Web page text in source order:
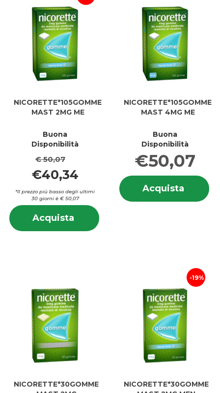
NICORETTE*105GOMME
MAST 2MG ME
Buona
Disponibilità
€ 50,07
€40,34
*Il prezzo più basso degli ultimi
30 giorni è € 50,07
Acquista
Acquista NICORETTE*105GOMME
MAST
NICORETTE*105GOMME
MAST 4MG ME
Buona
Disponibilità
€50,07
Acquista
MAST
NICORETTE*30GOMME
NICORETTE*30GOMME
19%